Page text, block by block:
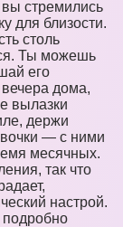
стремились
для близости.
столь
Ты можешь
его
дома,
вылазки
держи
— с ними
месячных.
так что
настрой.
подробно